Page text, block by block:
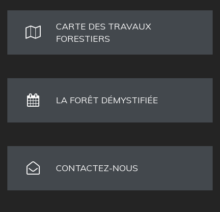
CARTE DES TRAVAUX
FORESTIERS
LA FORÊT DÉMYSTIFIÉE
CONTACTEZ-NOUS